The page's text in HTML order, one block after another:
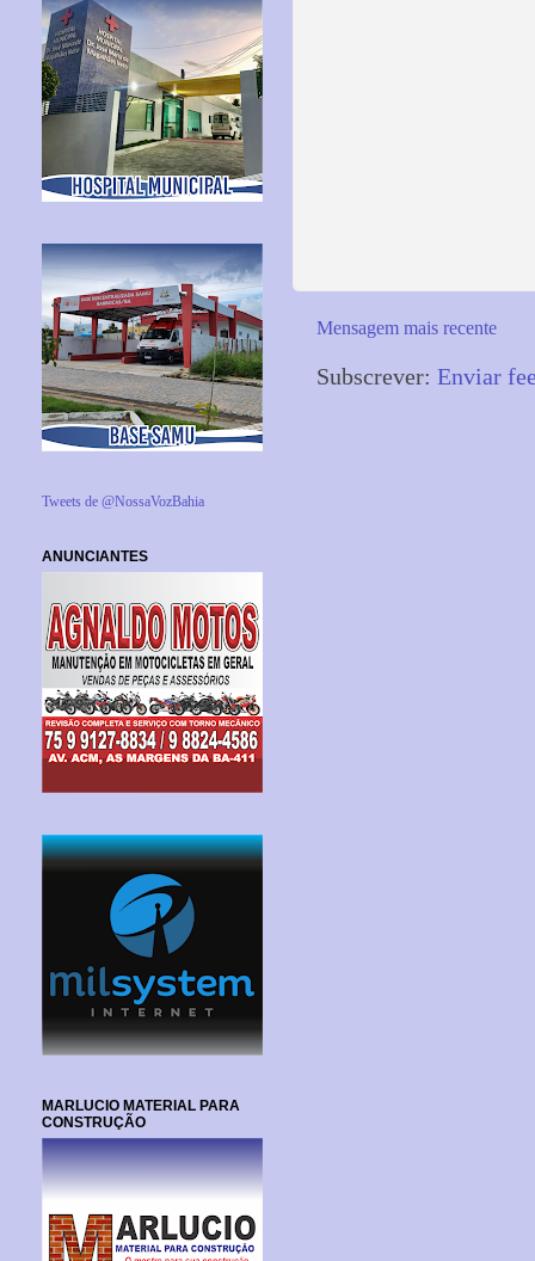
Mensagem mais recente
Subscrever: Enviar
Tweets de @NossaVozBahia
ANUNCIANTES
MARLUCIO MATERIAL PARA
CONSTRUÇÃO